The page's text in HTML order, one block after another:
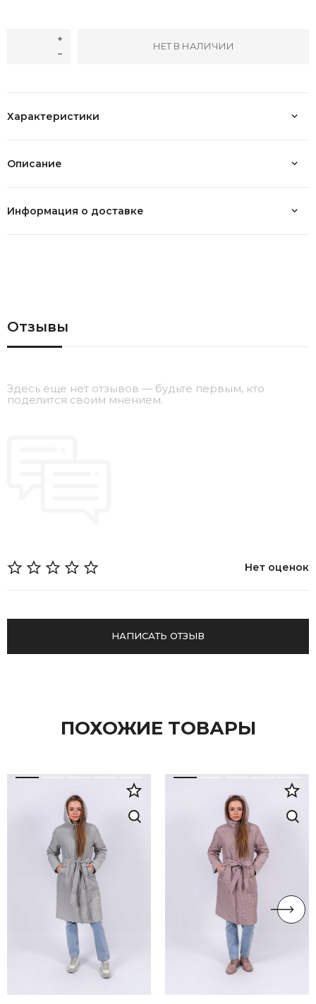
НЕТ В НАЛИЧИИ
Характеристики
Описание
Информация о доставке
Отзывы
Здесь еще нет отзывов — будьте первым, кто
поделится своим мнением.
Нет оценок
НАПИСАТЬ ОТЗЫВ
ПОХОЖИЕ ТОВАРЫ